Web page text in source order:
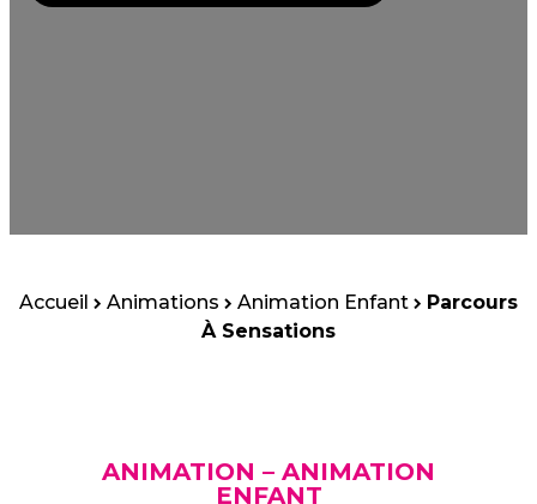
Accueil Animations Animation Enfant
Parcours
À Sensations
ANIMATION – ANIMATION
ENFANT